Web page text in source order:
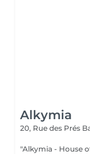
Alkymia
20, Rue des Prés
"Alkymia - House of